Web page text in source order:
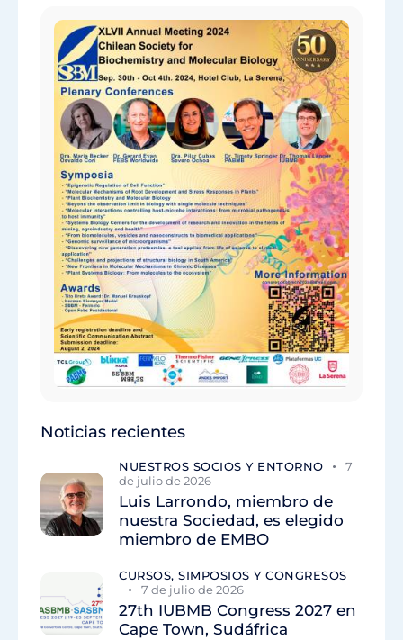
Noticias recientes
NUESTROS SOCIOS Y ENTORNO
7
de julio de 2026
Luis Larrondo, miembro de
nuestra Sociedad, es elegido
miembro de EMBO
CURSOS, SIMPOSIOS Y CONGRESOS
7 de julio de 2026
27th IUBMB Congress 2027 en
Cape Town, Sudáfrica